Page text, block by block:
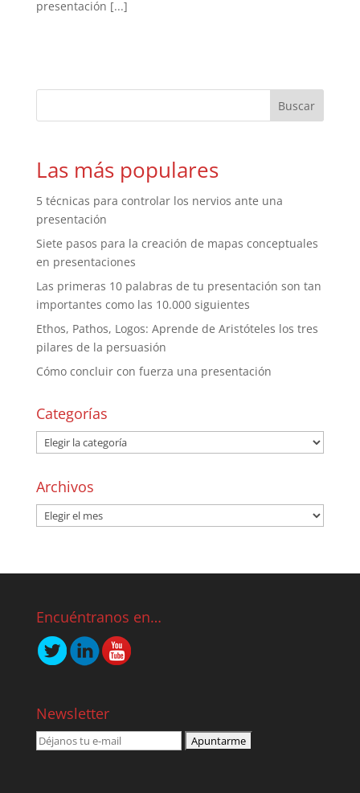
presentación [...]
Las más populares
5 técnicas para controlar los nervios ante una
presentación
Siete pasos para la creación de mapas conceptuales
en presentaciones
Las primeras 10 palabras de tu presentación son tan
importantes como las 10.000 siguientes
Ethos, Pathos, Logos: Aprende de Aristóteles los tres
pilares de la persuasión
Cómo concluir con fuerza una presentación
Categorías
Archivos
Encuéntranos en…
Newsletter